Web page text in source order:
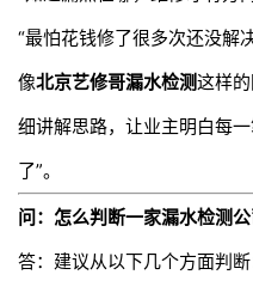
“最怕花钱修了很多次还没解
像北京艺修哥漏水检测这样
细讲解思路，让业主明白每
了”。
问：怎么判断一家漏水检测公
答：建议从以下几个方面判断